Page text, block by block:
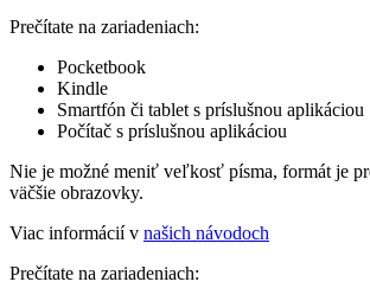
Prečítate na zariadeniach:
Pocketbook
Kindle
Smartfón či tablet s príslušnou aplikáciou
Počítač s príslušnou aplikáciou
Nie je možné meniť veľkosť písma, formát je
väčšie obrazovky.
Viac informácií v našich návodoch
Prečítate na zariadeniach: